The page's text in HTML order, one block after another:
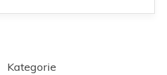
Kategorie